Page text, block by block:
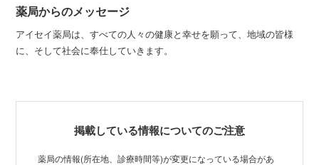
薬局からのメッセージ
アイセイ薬局は、すべての人々の健康と幸せを願って、地域の皆様
に、そして社会に奉仕していきます。
掲載している情報についてのご注意
薬局の情報(所在地、診療時間等)が変更になっている場合があ